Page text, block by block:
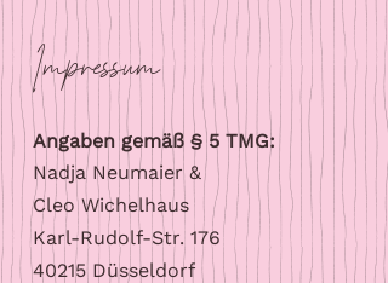
Impressum
Angaben gemäß § 5 TMG:
Nadja Neumaier &
CleoWichelhaus
Karl-Rudolf-Str. 176
40215 Düsseldorf